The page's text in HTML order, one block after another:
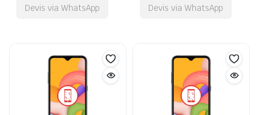
Devis via WhatsApp Devis via WhatsApp